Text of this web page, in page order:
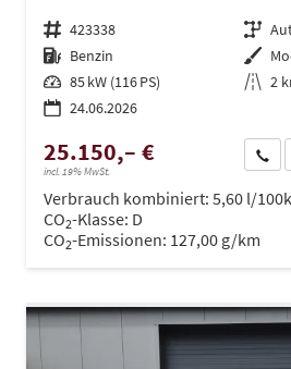
Fahrzeugnr. 423338 Getriebe
Kraftstoff Benzin Außenfarbe
Leistung 85 kW (116 PS) Kilometerstand 2
24.06.2026
25.150,– €
incl. 19% MwSt.
Verbrauch kombiniert: 5,60 l/
CO2-Klasse: D
CO2-Emissionen: 127,00 g/km